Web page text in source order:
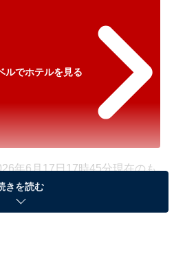
ルでホテルを見る
年6月17日17時45分現在のも
の場合もあります。
やサービスの利用により、売上の一部が
きを読む